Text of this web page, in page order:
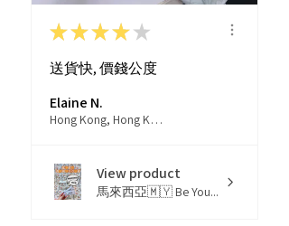
★★★★ ★
送貨快, 價錢公度
Elaine N.
Hong Kong, Hong Kong
View product
馬來西亞🇲🇾 Be You...